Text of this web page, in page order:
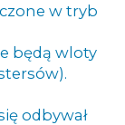
w tryb
będą wloty
odbywał